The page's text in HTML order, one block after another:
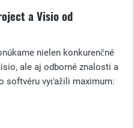
a Visio od
nielen konkurenčné
ale aj odborné znalosti a
softvéru vyťažili maximum: